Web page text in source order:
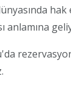
anlamına